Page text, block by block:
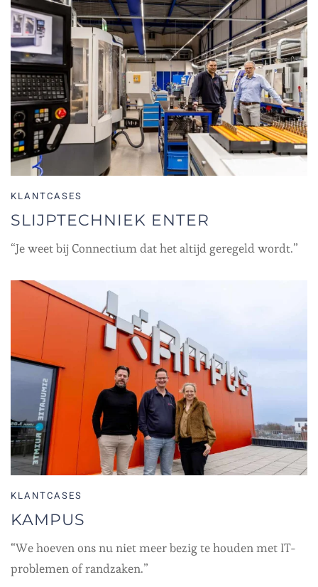
KLANTCASES
SLIJPTECHNIEK ENTER
“Je weet bij Connectium dat het altijd geregeld wordt.”
KLANTCASES
KAMPUS
“We hoeven ons nu niet meer bezig te houden met IT-
problemen of randzaken.”